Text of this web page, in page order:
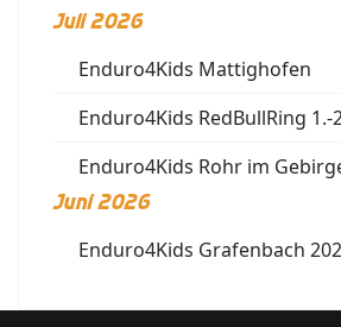
Juli 2026
Enduro4Kids Mattighofen
Enduro4Kids RedBullRing 1.-
Enduro4Kids Rohr im
Juni 2026
Enduro4Kids Grafenbach